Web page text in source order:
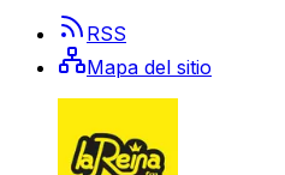
RSS
Mapa del sitio